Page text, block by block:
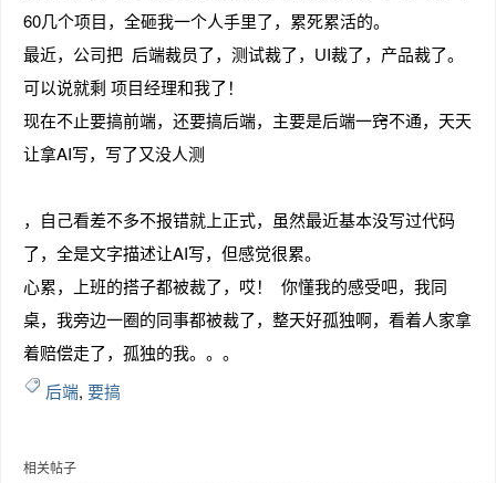
60几个项目，全砸我一个人手里了，累死累活的。
最近，公司把 后端裁员了，测试裁了，UI裁了，产品裁了。
可以说就剩 项目经理和我了！
现在不止要搞前端，还要搞后端，主要是后端一窍不通，天天
让拿AI写，写了又没人测
，自己看差不多不报错就上正式，虽然最近基本没写过代码
了，全是文字描述让AI写，但感觉很累。
心累，上班的搭子都被裁了，哎！ 你懂我的感受吧，我同
桌，我旁边一圈的同事都被裁了，整天好孤独啊，看着人家拿
着赔偿走了，孤独的我。。。
后端, 要搞
相关帖子